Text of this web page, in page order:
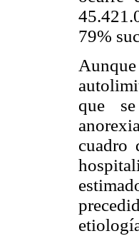
79%
que
cuadro